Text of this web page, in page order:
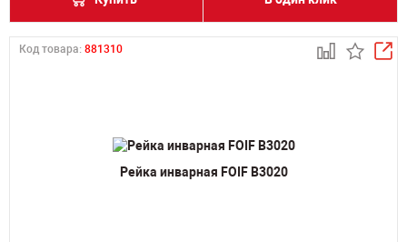
Код товара: 881310
Рейка инварная FOIF B3020